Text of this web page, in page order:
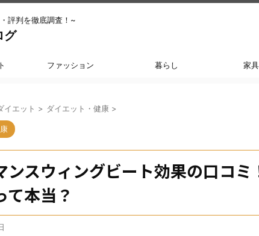
評判を徹底調査！~
グ
ファッション 暮らし 家
イエット > ダイエット・健康 >
ンスウィングビート効果の口コ
て本当？